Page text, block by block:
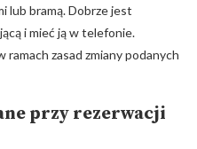
lub bramą. Dobrze jest
i mieć ją w telefonie.
ramach zasad zmiany podanych
przy rezerwacji